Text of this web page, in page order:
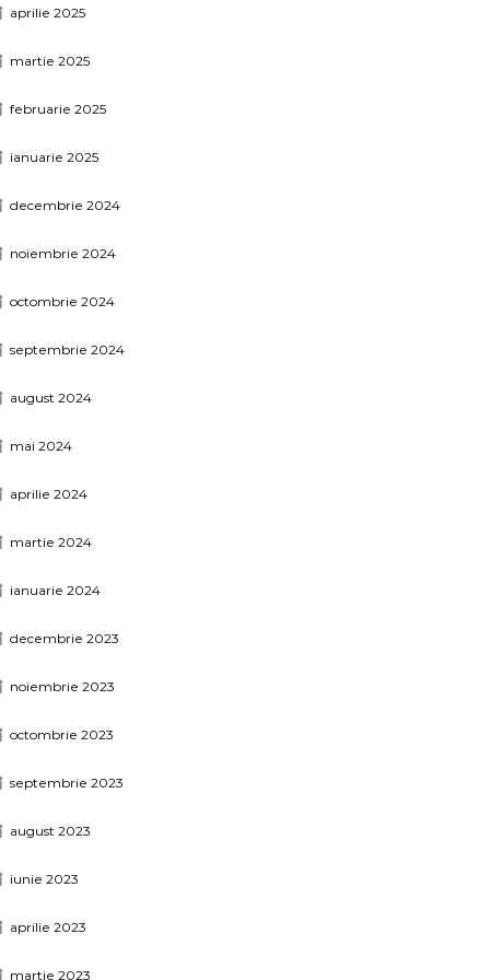
aprilie 2025
martie 2025
februarie 2025
ianuarie 2025
decembrie 2024
noiembrie 2024
octombrie 2024
septembrie 2024
august 2024
mai 2024
aprilie 2024
martie 2024
ianuarie 2024
decembrie 2023
noiembrie 2023
octombrie 2023
septembrie 2023
august 2023
iunie 2023
aprilie 2023
martie 2023